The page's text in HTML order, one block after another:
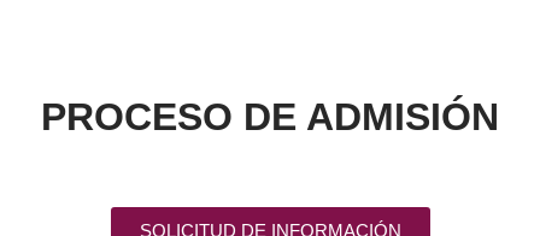
PROCESO DE ADMISIÓN
SOLICITUD DE INFORMACIÓN